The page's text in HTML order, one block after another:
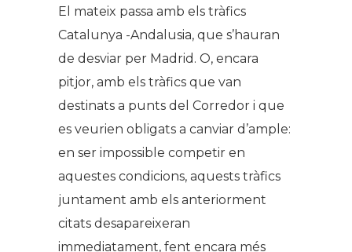
El mateix passa amb els tràfics
Catalunya -Andalusia, que s’hauran
de desviar per Madrid. O, encara
pitjor, amb els tràfics que van
destinats a punts del Corredor i que
es veurien obligats a canviar d’ample:
en ser impossible competir en
aquestes condicions, aquests tràfics
juntament amb els anteriorment
citats desapareixeran
immediatament, fent encara més